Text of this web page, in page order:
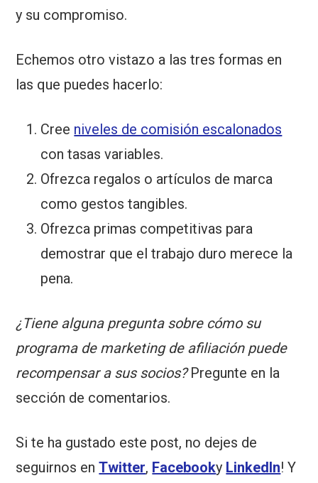
y su compromiso.
Echemos otro vistazo a las tres formas en
las que puedes hacerlo:
Cree niveles de comisión escalonados
con tasas variables.
Ofrezca regalos o artículos de marca
como gestos tangibles.
Ofrezca primas competitivas para
demostrar que el trabajo duro merece la
pena.
¿Tiene alguna pregunta sobre cómo su
programa de marketing de afiliación puede
recompensar a sus socios?Pregunte en la
sección de comentarios.
Si te ha gustado este post, no dejes de
seguirnos enTwitter, Facebooky LinkedIn! Y